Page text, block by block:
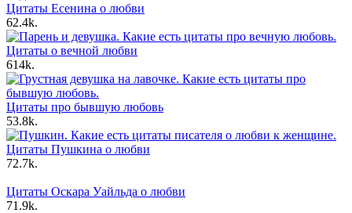
Цитаты Есенина о любви
62.4k.
Цитаты о вечной любви
614k.
Цитаты про бывшую любовь
53.8k.
Цитаты Пушкина о любви
72.7k.
Цитаты Оскара Уайльда о любви
71.9k.